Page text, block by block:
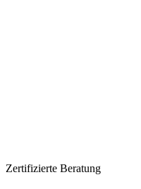
Zertifizierte Beratung